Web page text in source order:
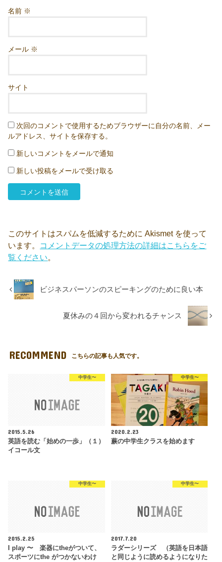
名前 ※
メール ※
サイト
次回のコメントで使用するためブラウザーに自分の名前、メー
ルアドレス、サイトを保存する。
新しいコメントをメールで通知
新しい投稿をメールで受け取る
このサイトはスパムを低減するために Akismet を使って
います。 コメントデータの処理方法の詳細はこちらをご
覧ください。
ビジネスパーソンのスピーキングのために良い本
夏休みの４回から変われるチャンス
RECOMMEND こちらの記事も人気です。
中学生〜
2015.5.26
英語を読む「始めの一歩」（１）
イコール文
中学生〜
2020.2.23
蕨の中学生クラスを始めます
中学生〜
2015.2.25
I play 〜 楽器にtheがついて、
スポーツにthe がつかないわけ
中学生〜
2017.7.20
ラダーシリーズ （英語を日本語
と同じように読めるようになりた